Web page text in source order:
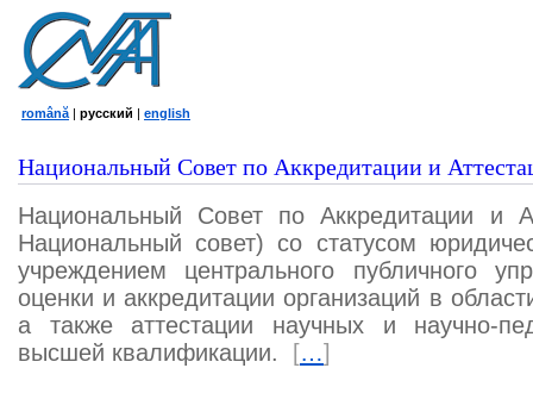
română | русский | english
Национальный Совет по Аккредитации и
Национальный Совет по Аккредитации и
Национальный совет) со статусом
учреждением центрального публичного
оценки и аккредитации организаций в
а также аттестации научных и научно-
высшей квалификации.
[…]